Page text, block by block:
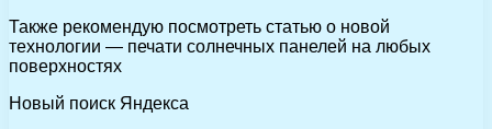
Также рекомендую посмотреть статью о новой
технологии — печати солнечных панелей на любых
поверхностях
Новый поиск Яндекса